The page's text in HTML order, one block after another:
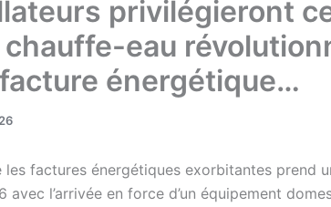
privilégieront
chauffe-eau
énergétique…
factures énergétiques exorbitantes prend
avec l’arrivée en force d’un équipement